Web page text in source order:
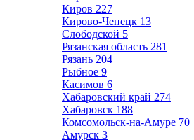
Киров 227
Кирово-Чепецк 13
Слободской 5
Рязанская область 281
Рязань 204
Рыбное 9
Касимов 6
Хабаровский край 274
Хабаровск 188
Комсомольск-на-Амуре 70
Амурск 3